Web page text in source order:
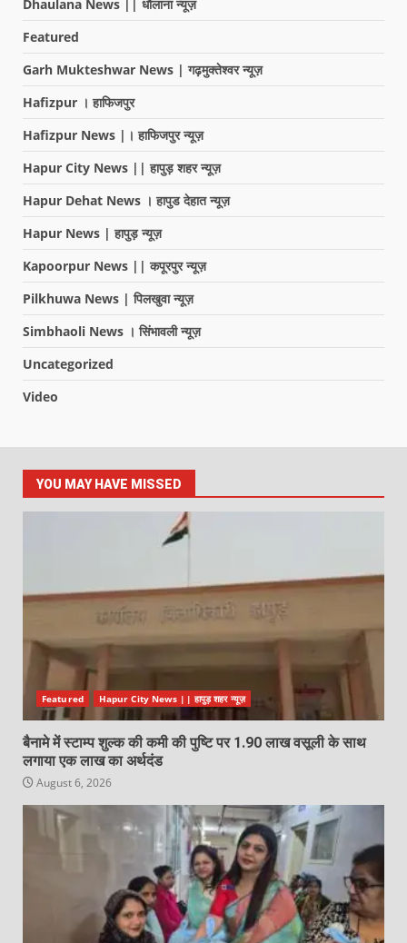
Dhaulana News || धौलाना न्यूज़
Featured
Garh Mukteshwar News | गढ़मुक्तेश्वर न्यूज़
Hafizpur । हाफिजपुर
Hafizpur News |। हाफिजपुर न्यूज़
Hapur City News || हापुड़ शहर न्यूज़
Hapur Dehat News । हापुड देहात न्यूज़
Hapur News | हापुड़ न्यूज़
Kapoorpur News || कपूरपुर न्यूज़
Pilkhuwa News | पिलखुवा न्यूज़
Simbhaoli News । सिंभावली न्यूज़
Uncategorized
Video
YOU MAY HAVE MISSED
Featured Hapur City News || हापुड़ शहर न्यूज़
बैनामे में स्टाम्प शुल्क की कमी की पुष्टि पर 1.90 लाख वसूली के साथ
लगाया एक लाख का अर्थदंड
August 6, 2026